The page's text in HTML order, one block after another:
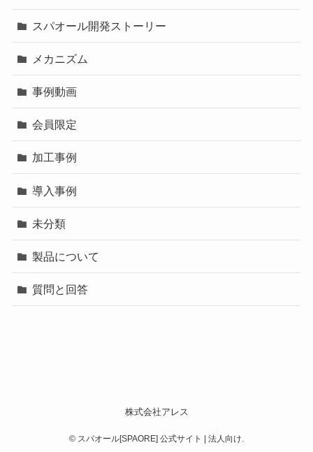
スパオール開発ストーリー
メカニズム
事例動画
会員限定
加工事例
導入事例
未分類
製品について
質問と回答
株式会社アレス
© スパオール[SPAORE] 公式サイト | 法人向け.